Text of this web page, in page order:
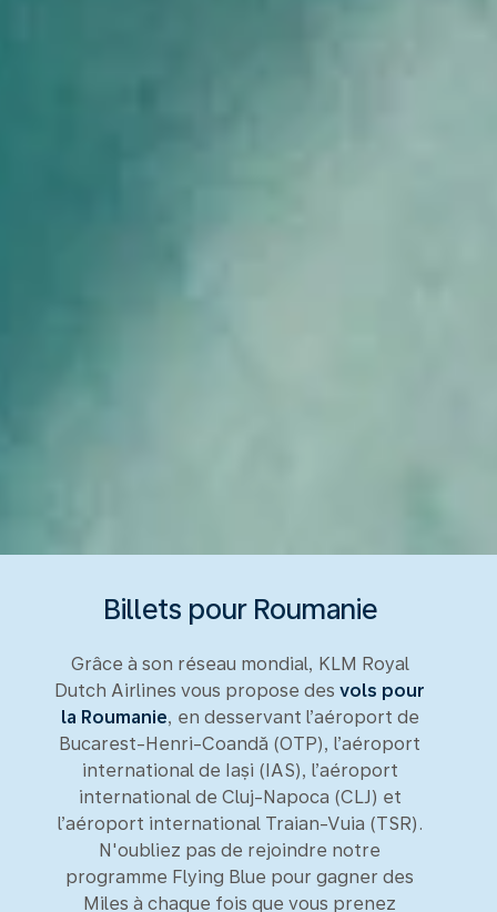
Billets pour Roumanie
Grâce à son réseau mondial, KLM Royal
Dutch Airlines vous propose des vols pour
la Roumanie, en desservant l’aéroport de
Bucarest-Henri-Coandă (OTP), l’aéroport
international de Iași (IAS), l’aéroport
international de Cluj-Napoca (CLJ) et
l’aéroport international Traian-Vuia (TSR).
N'oubliez pas de rejoindre notre
programme Flying Blue pour gagner des
Miles à chaque fois que vous prenez